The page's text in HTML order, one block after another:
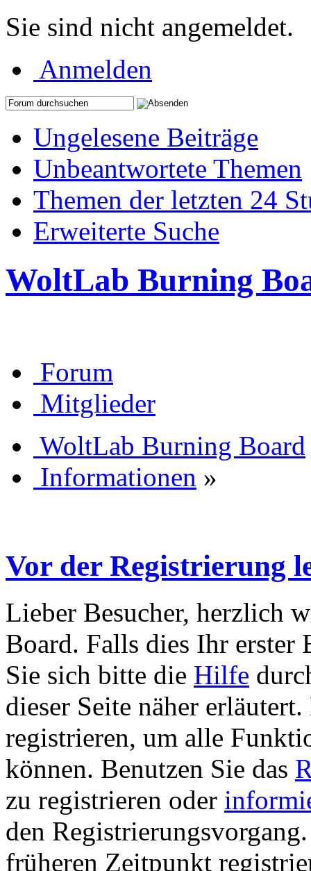
Sie sind nicht angemeldet.
Anmelden
Ungelesene Beiträge
Unbeantwortete Themen
Themen der letzten 24
Erweiterte Suche
WoltLab Burning
Forum
Mitglieder
WoltLab Burning Board
Informationen »
Vor der Registrierung
Lieber Besucher, herzlich
Board. Falls dies Ihr erster
Sie sich bitte die Hilfe
dieser Seite näher
registrieren, um alle
können. Benutzen Sie das
zu registrieren oder
den
früheren Zeitpunkt